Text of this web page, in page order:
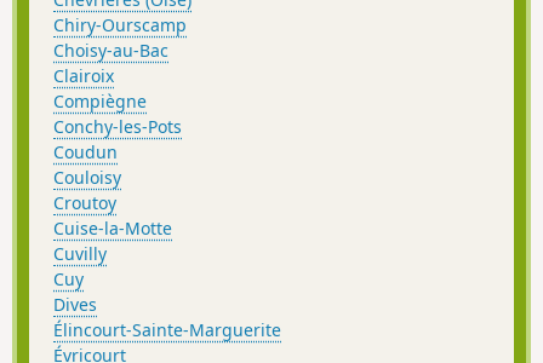
Chiry-Ourscamp
Choisy-au-Bac
Clairoix
Compiègne
Conchy-les-Pots
Coudun
Couloisy
Croutoy
Cuise-la-Motte
Cuvilly
Cuy
Dives
Élincourt-Sainte-Marguerite
Évricourt